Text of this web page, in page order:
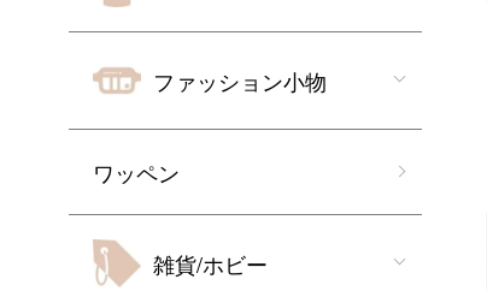
ファッション小物
ワッペン
雑貨/ホビー